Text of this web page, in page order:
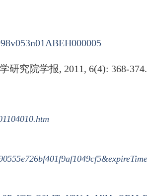
研究院学报, 2011, 6(4): 368-374.